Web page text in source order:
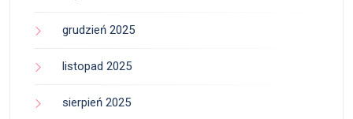
grudzień 2025
listopad 2025
sierpień 2025